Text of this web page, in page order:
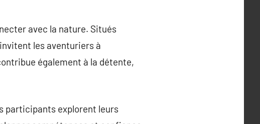
avec la nature. Situés
les aventuriers à
également à la détente,
participants explorent leurs